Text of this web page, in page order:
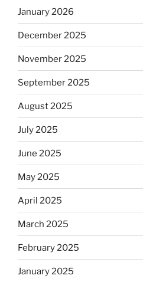
January 2026
December 2025
November 2025
September 2025
August 2025
July 2025
June 2025
May 2025
April 2025
March 2025
February 2025
January 2025